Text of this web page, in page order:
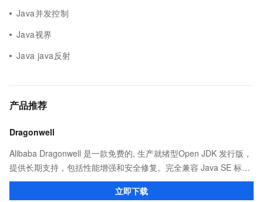
Java并发控制
Java视界
Java java反射
产品推荐
Dragonwell
Alibaba Dragonwell 是一款免费的, 生产就绪型Open JDK 发行版，
提供长期支持，包括性能增强和安全修复。完全兼容 Java SE 标
准，您可以在任何常用操作系统（包括 Linux、Windows 和
macOS）上开发 Java 应用程序。立即下载